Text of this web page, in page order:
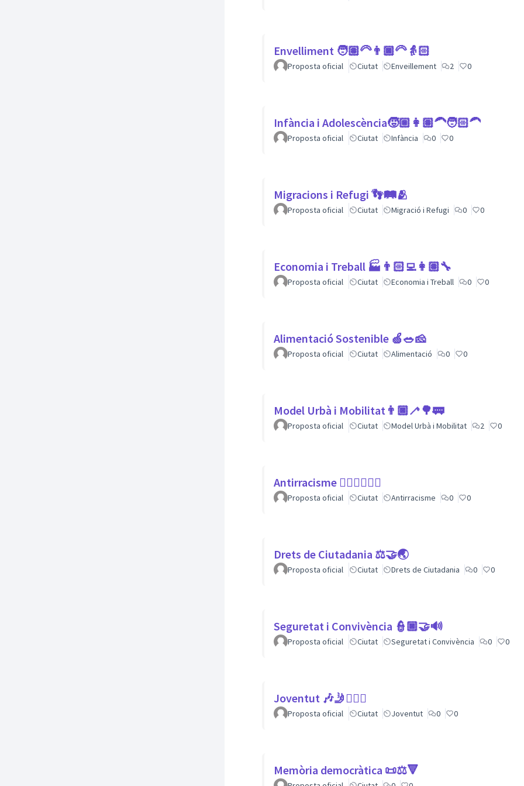
Envelliment 🧑🏽‍🦳👨🏿‍🦳👵🏻
Proposta oficial Ciutat Enveillement 2 0
Infància i Adolescència🧒🏼👩🏽‍🦱🧑🏻‍🦱
Proposta oficial Ciutat Infància 0 0
Migracions i Refugi 👣🛤🫂
Proposta oficial Ciutat Migració i Refugi 0 0
Economia i Treball 🏭👨🏻‍💻👩🏽‍🔧
Proposta oficial Ciutat Economia i Treball 0 0
Alimentació Sostenible 🍏🥗🧀
Proposta oficial Ciutat Alimentació 0 0
Model Urbà i Mobilitat👨🏿‍🦯🌳🚃
Proposta oficial Ciutat Model Urbà i Mobilitat 2 0
Antirracisme ✊🏾✊🏼✊🏿
Proposta oficial Ciutat Antirracisme 0 0
Drets de Ciutadania ⚖️🤝🌏
Proposta oficial Ciutat Drets de Ciutadania 0 0
Seguretat i Convivència 👮🏿🤝🔊
Proposta oficial Ciutat Seguretat i Convivència 0 0
Joventut 🎶🤳🙇🏽‍♀
Proposta oficial Ciutat Joventut 0 0
Memòria democràtica 📜⚖️🔻